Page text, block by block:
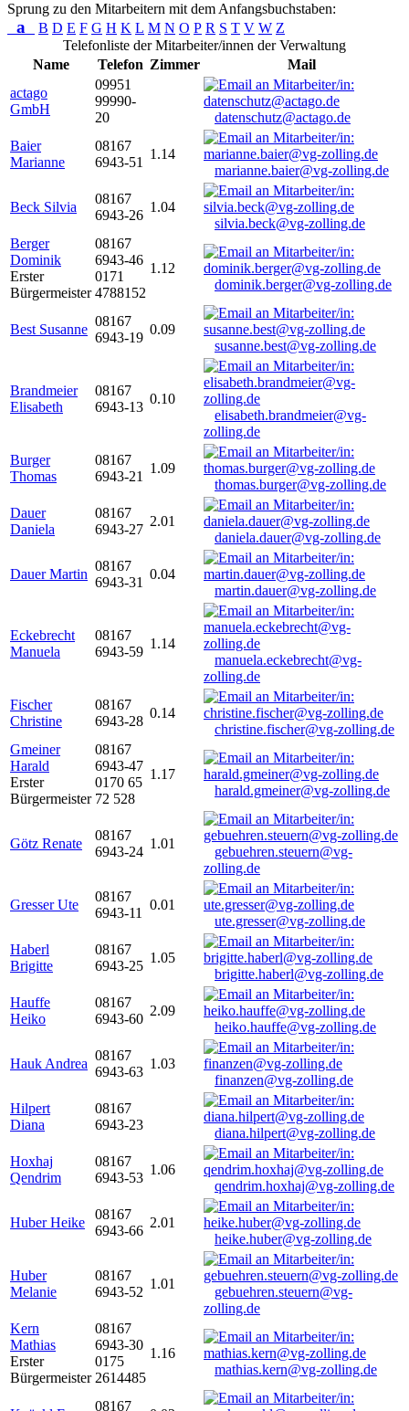
Sprung zu den Mitarbeitern mit dem Anfangsbuchstaben:
a B D E F G H K L M N O P R S T V W Z
Telefonliste der Mitarbeiter/innen der Verwaltung
Name
Telefon Zimmer
Mail
actago
GmbH
09951
99990-
20
datenschutz@actago.de
Baier
Marianne
08167
6943-51
1.14
marianne.baier@vg-zolling.de
Beck Silvia
08167
6943-26
1.04
silvia.beck@vg-zolling.de
Berger
Dominik
Erster
Bürgermeister
08167
6943-46
0171
4788152
1.12
dominik.berger@vg-zolling.de
Best Susanne
08167
6943-19
0.09
susanne.best@vg-zolling.de
Brandmeier
Elisabeth
08167
6943-13
0.10
elisabeth.brandmeier@vg-
zolling.de
Burger
Thomas
08167
6943-21
1.09
thomas.burger@vg-zolling.de
Dauer
Daniela
08167
6943-27
2.01
daniela.dauer@vg-zolling.de
Dauer Martin
08167
6943-31
0.04
martin.dauer@vg-zolling.de
Eckebrecht
Manuela
08167
6943-59
1.14
manuela.eckebrecht@vg-
zolling.de
Fischer
Christine
08167
6943-28
0.14
christine.fischer@vg-zolling.de
Gmeiner
Harald
Erster
Bürgermeister
08167
6943-47
0170 65
72 528
1.17
harald.gmeiner@vg-zolling.de
Götz Renate
08167
6943-24
1.01
gebuehren.steuern@vg-
zolling.de
Gresser Ute
08167
6943-11
0.01
ute.gresser@vg-zolling.de
Haberl
Brigitte
08167
6943-25
1.05
brigitte.haberl@vg-zolling.de
Hauffe
Heiko
08167
6943-60
2.09
heiko.hauffe@vg-zolling.de
Hauk Andrea
08167
6943-63
1.03
finanzen@vg-zolling.de
Hilpert
Diana
08167
6943-23
diana.hilpert@vg-zolling.de
Hoxhaj
Qendrim
08167
6943-53
1.06
qendrim.hoxhaj@vg-zolling.de
Huber Heike
08167
6943-66
2.01
heike.huber@vg-zolling.de
Huber
Melanie
08167
6943-52
1.01
gebuehren.steuern@vg-
zolling.de
Kern
Mathias
Erster
Bürgermeister
08167
6943-30
0175
2614485
1.16
mathias.kern@vg-zolling.de
08167